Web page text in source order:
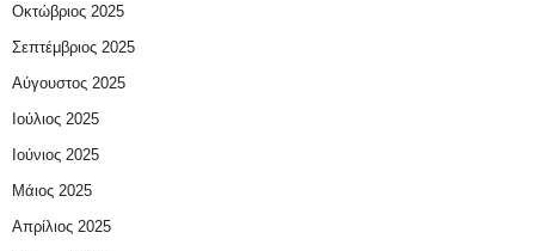
Οκτώβριος 2025
Σεπτέμβριος 2025
Αύγουστος 2025
Ιούλιος 2025
Ιούνιος 2025
Μάιος 2025
Απρίλιος 2025